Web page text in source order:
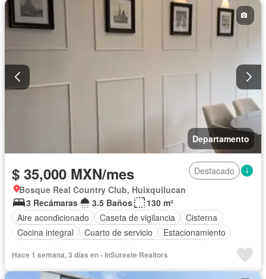
Departamento
$ 35,000 MXN/mes
Destacado
Bosque Real Country Club, Huixquilucan
3 Recámaras
3.5 Baños
130 m²
Aire acondicionado
Caseta de vigilancia
Cisterna
Cocina integral
Cuarto de servicio
Estacionamiento
Hace 1 semana, 3 días en - InSureste Realtors